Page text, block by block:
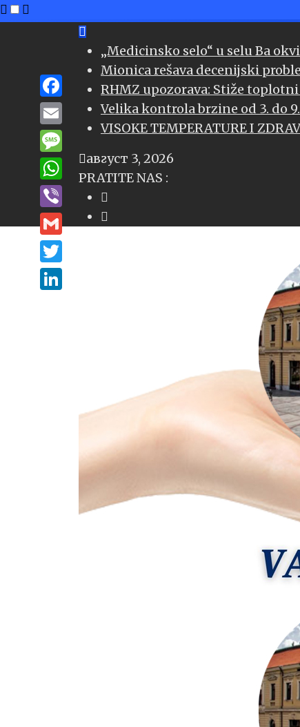
„Medicinsko selo“ u selu Ba
Mionica rešava decenijski
RHMZ upozorava: Stiže toplotni
Velika kontrola brzine od 3. do
VISOKE TEMPERATURE I
август 3, 2026
PRATITE NAS :
Facebook
Email
Message
WhatsApp
Viber
Gmail
Twitter